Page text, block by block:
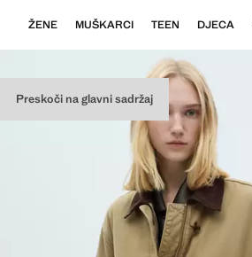
Preskoči na glavni sadržaj
ŽENE MUŠKARCI TEEN DJECA